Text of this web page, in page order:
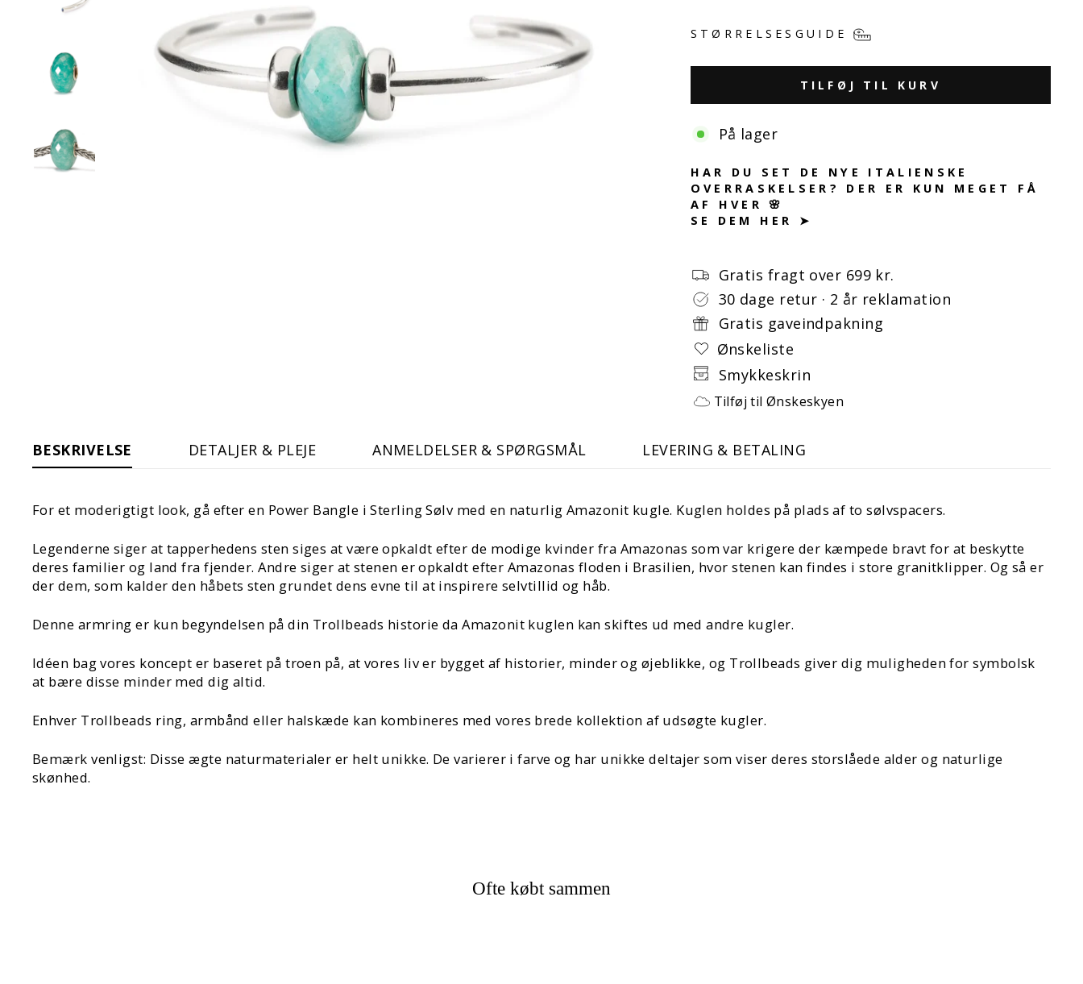
STØRRELSESGUIDE
TILFØJ TIL KURV
På lager
HAR DU SET DE NYE ITALIENSKE
OVERRASKELSER? DER ER KUN MEGET FÅ
AF HVER 🌸
SE DEM HER ➤
Gratis fragt over 699 kr.
30 dage retur · 2 år reklamation
Gratis gaveindpakning
Ønskeliste
Smykkeskrin
Tilføj til Ønskeskyen
BESKRIVELSE DETALJER & PLEJE ANMELDELSER & SPØRGSMÅL LEVERING & BETALING
For et moderigtigt look, gå efter en Power Bangle i Sterling Sølv med en naturlig Amazonit kugle. Kuglen holdes på plads af to sølvspacers.
Legenderne siger at tapperhedens sten siges at være opkaldt efter de modige kvinder fra Amazonas som var krigere der kæmpede bravt for at beskytte
deres familier og land fra fjender. Andre siger at stenen er opkaldt efter Amazonas floden i Brasilien, hvor stenen kan findes i store granitklipper. Og så er
der dem, som kalder den håbets sten grundet dens evne til at inspirere selvtillid og håb.
Denne armring er kun begyndelsen på din Trollbeads historie da Amazonit kuglen kan skiftes ud med andre kugler.
Idéen bag vores koncept er baseret på troen på, at vores liv er bygget af historier, minder og øjeblikke, og Trollbeads giver dig muligheden for symbolsk
at bære disse minder med dig altid.
Enhver Trollbeads ring, armbånd eller halskæde kan kombineres med vores brede kollektion af udsøgte kugler.
Bemærk venligst: Disse ægte naturmaterialer er helt unikke. De varierer i farve og har unikke deltajer som viser deres storslåede alder og naturlige
skønhed.
Ofte købt sammen